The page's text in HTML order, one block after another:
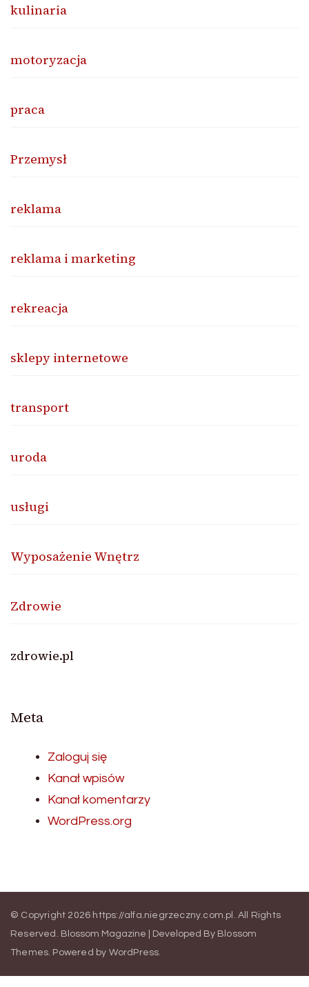
kulinaria
motoryzacja
praca
Przemysł
reklama
reklama i marketing
rekreacja
sklepy internetowe
transport
uroda
usługi
Wyposażenie Wnętrz
Zdrowie
zdrowie.pl
Meta
Zaloguj się
Kanał wpisów
Kanał komentarzy
WordPress.org
© Copyright 2026 https://alfa.niegrzeczny.com.pl . All Rights
Reserved. Blossom Magazine | Developed By Blossom
Themes. Powered by WordPress.